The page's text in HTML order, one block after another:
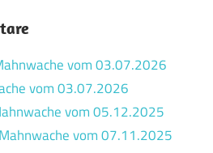
vom 03.07.2026
vom 03.07.2026
vom 05.12.2025
Mahnwache vom 07.11.2025